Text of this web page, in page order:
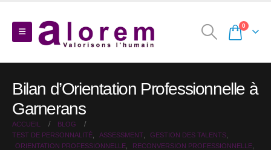
0
Bilan d’Orientation Professionnelle à
Garnerans
ACCUEIL
BLOG
TEST DE PERSONNALITÉ
ASSESSMENT GESTION DES TALENTS
ORIENTATION PROFESSIONNELLE
RECONVERSION PROFESSIONNELLE